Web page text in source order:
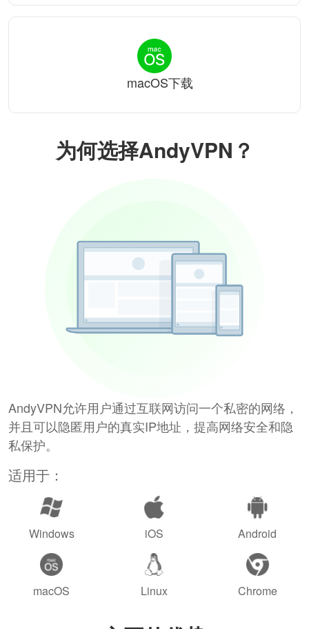
为何选择AndyVPN？
AndyVPN允许用户通过互联网访问一个私密的网络，
并且可以隐匿用户的真实IP地址，提高网络安全和隐
私保护。
适用于：
Windows iOS Android
macOS Linux Chrome
macOS下载